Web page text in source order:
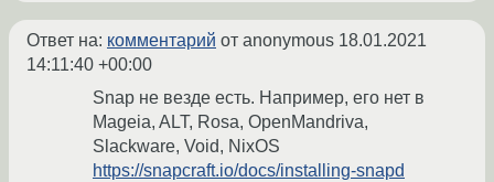
Ответ на: комментарий от anonymous 18.01.2021
14:11:40 +00:00
Snap не везде есть. Например, его нет в
Mageia, ALT, Rosa, OpenMandriva,
Slackware, Void, NixOS
https://snapcraft.io/docs/installing-snapd